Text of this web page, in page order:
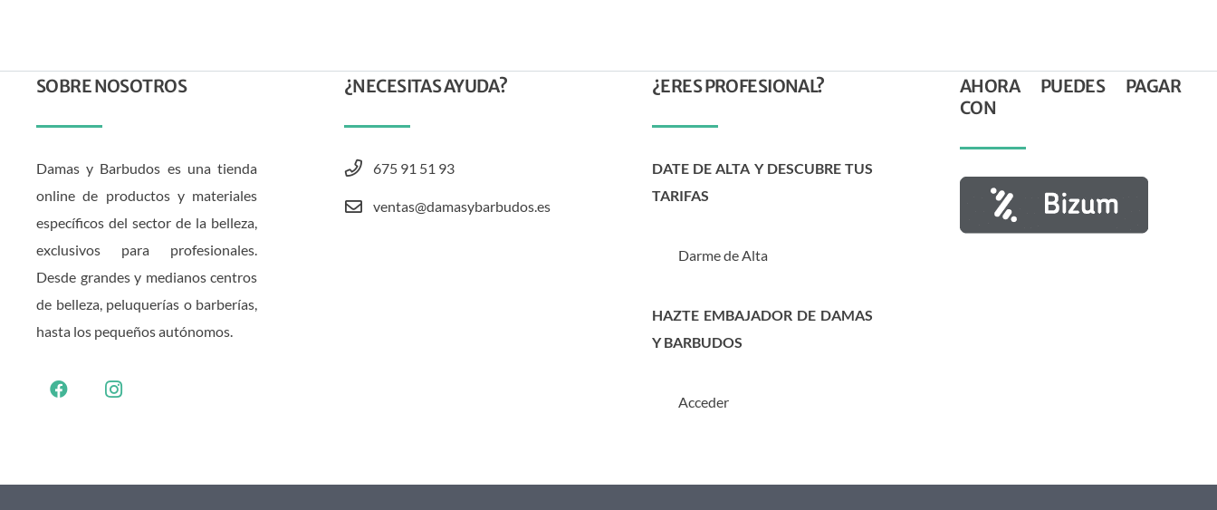
SOBRE NOSOTROS
Damas y Barbudos es una tienda
online de productos y materiales
específicos del sector de la belleza,
exclusivos para profesionales.
Desde grandes y medianos centros
de belleza, peluquerías o barberías,
hasta los pequeños autónomos.
¿NECESITAS AYUDA?
675 91 51 93
ventas@damasybarbudos.es
¿ERES PROFESIONAL?
DATE DE ALTA Y DESCUBRE TUS
TARIFAS
Darme de Alta
HAZTE EMBAJADOR DE DAMAS
Y BARBUDOS
Acceder
AHORA PUEDES PAGAR
CON